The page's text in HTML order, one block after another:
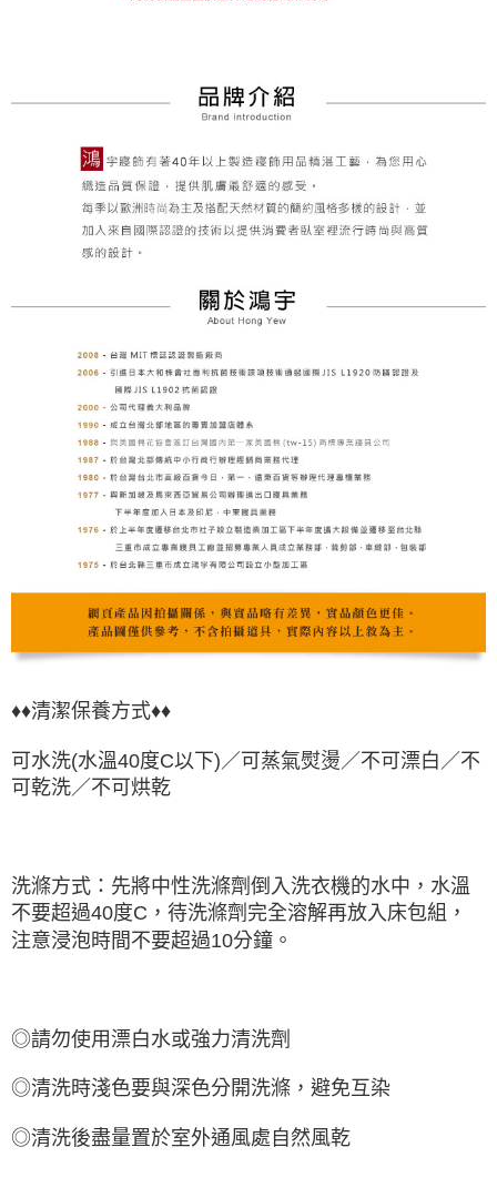
♦♦清潔保養方式♦♦
可水洗(水溫40度C以下)／可蒸氣熨燙／不可漂白／不
可乾洗／不可烘乾
洗滌方式：先將中性洗滌劑倒入洗衣機的水中，水溫
不要超過40度C，待洗滌劑完全溶解再放入床包組，
注意浸泡時間不要超過10分鐘。
◎請勿使用漂白水或強力清洗劑
◎清洗時淺色要與深色分開洗滌，避免互染
◎清洗後盡量置於室外通風處自然風乾